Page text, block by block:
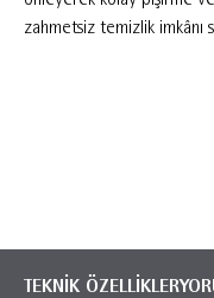
zahmetsiz temizlik imkânı
TEKNİK ÖZELLİKLER